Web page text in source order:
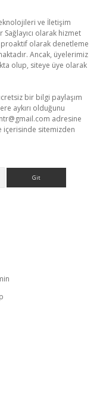
ve İletişim
Sağlayıcı olarak hizmet
olarak denetleme
Ancak, üyelerimiz
olup, siteye üye olarak
bir bilgi paylaşım
aykırı olduğunu
adresine
içerisinde sitemizden